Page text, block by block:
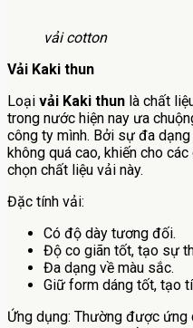
vải cotton
Vải Kaki thun
Loại vải Kaki thun là chất
trong nước hiện nay ưa
công ty mình. Bởi sự đa
không quá cao, khiến cho
chọn chất liệu vải này.
Đặc tính vải:
Có độ dày tương đối.
Độ co giãn tốt, tạo sự
Đa dạng về màu sắc.
Giữ form dáng tốt, tạo
Ứng dụng: Thường được